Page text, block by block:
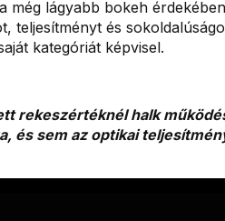
még lágyabb bokeh
teljesítményt és
kategóriát képvisel.
rekeszértéknél halk
és sem az optikai